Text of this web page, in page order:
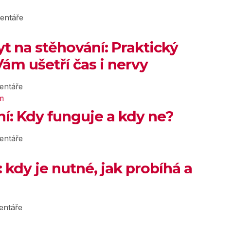
na stěhování: Praktický
ušetří čas i nervy
Kdy funguje a kdy ne?
kdy je nutné, jak probíhá a